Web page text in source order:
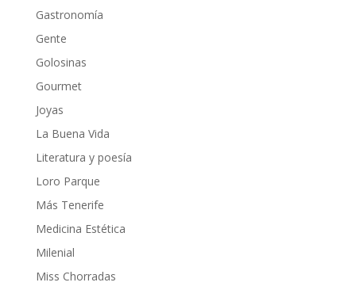
Gastronomía
Gente
Golosinas
Gourmet
Joyas
La Buena Vida
Literatura y poesía
Loro Parque
Más Tenerife
Medicina Estética
Milenial
Miss Chorradas